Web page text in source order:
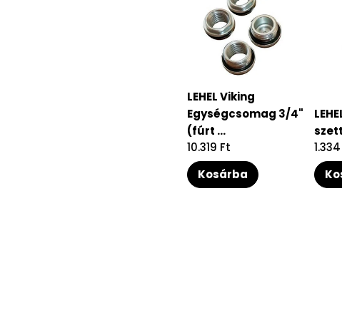
LEHEL Viking
Egységcsomag 3/4"
(fúrt ...
Regular
price
10.319 Ft
Kosárba
price